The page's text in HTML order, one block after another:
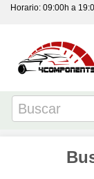
Horario: 09:00h a